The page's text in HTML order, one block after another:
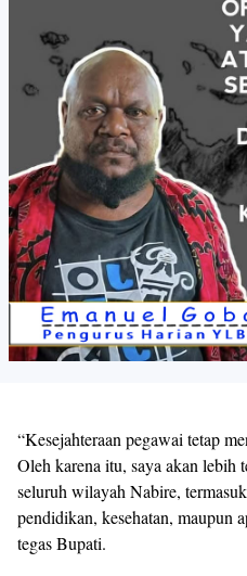
“Kesejahteraan pegawai tetap
Oleh karena itu, saya akan lebih
seluruh wilayah Nabire,
pendidikan, kesehatan, maupun
tegas Bupati.